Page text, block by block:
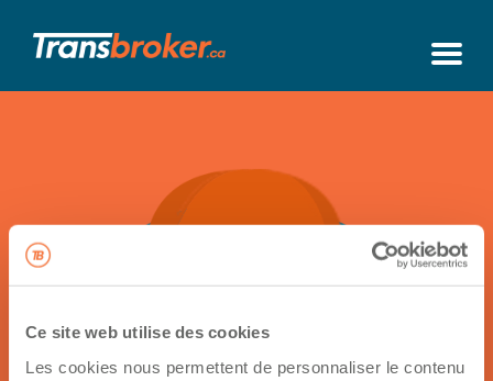
Ce site web utilise des cookies
Les cookies nous permettent de personnaliser le contenu